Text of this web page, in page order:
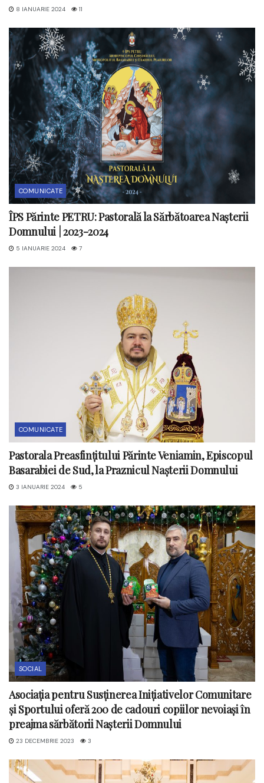
8 IANUARIE 2024 11
COMUNICATE
ÎPS Părinte PETRU: Pastorală la Sărbătoarea Nașterii
Domnului | 2023-2024
5 IANUARIE 2024 7
COMUNICATE
Pastorala Preasfințitului Părinte Veniamin, Episcopul
Basarabiei de Sud, la Praznicul Nașterii Domnului
3 IANUARIE 2024 5
SOCIAL
Asociația pentru Susținerea Inițiativelor Comunitare
și Sportului oferă 200 de cadouri copiilor nevoiași în
preajma sărbătorii Nașterii Domnului
23 DECEMBRIE 2023 3